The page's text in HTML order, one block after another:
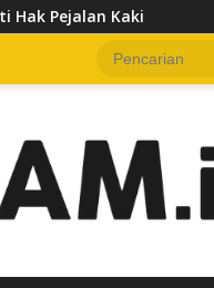
Pedagang Keluhkan